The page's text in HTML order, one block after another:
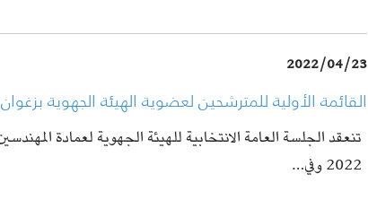
2022/04/23
القائمة الأولية للمترشحين لعضوية الهيئة الجهوية بزغوان
2022 وفي…